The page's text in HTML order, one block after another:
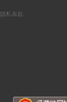
隐私条款